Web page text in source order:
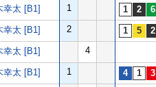
幸太 [B1] 1
幸太 [B1] 2
幸太 [B1] 4
幸太 [B1] 1